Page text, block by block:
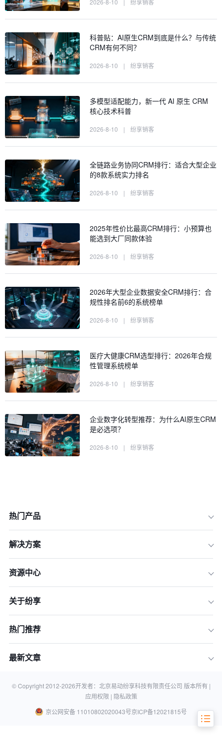
四、线索分层的技术支持
2026-8-10 | 纷享销客
科普贴：AI原生CRM到底是什么？与传统
CRM有何不同？
2026-8-10 | 纷享销客
多模型适配能力，新一代 AI 原生 CRM
核心技术科普
2026-8-10 | 纷享销客
全链路业务协同CRM排行：适合大型企业
的8款系统实力排名
2026-8-10 | 纷享销客
2025年性价比最高CRM排行：小预算也
能选到大厂同款体验
2026-8-10 | 纷享销客
2026年大型企业数据安全CRM排行：合
规性排名前6的系统榜单
2026-8-10 | 纷享销客
医疗大健康CRM选型排行：2026年合规
性管理系统榜单
2026-8-10 | 纷享销客
企业数字化转型推荐：为什么AI原生CRM
是必选项？
2026-8-10 | 纷享销客
热门产品
解决方案
资源中心
关于纷享
热门推荐
最新文章
© Copyright 2012-2026开发者：北京易动纷享科技有限责任公司 版本所有 |
应用权限 | 隐私政策
京公网安备 11010802020043号京ICP备12021815号